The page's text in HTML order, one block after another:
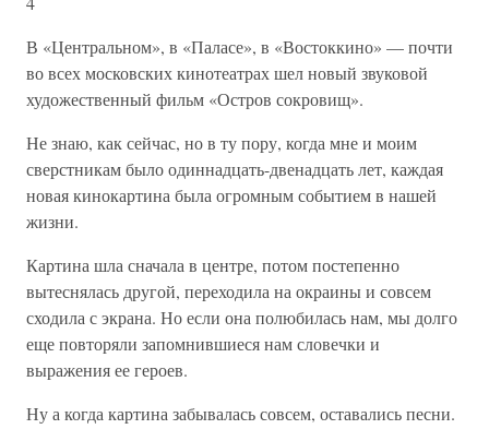
В «Центральном», в «Паласе», в «Востоккино» — почти
во всех московских кинотеатрах шел новый звуковой
художественный фильм «Остров сокровищ».
Не знаю, как сейчас, но в ту пору, когда мне и моим
сверстникам было одиннадцать-двенадцать лет, каждая
новая кинокартина была огромным событием в нашей
жизни.
Картина шла сначала в центре, потом постепенно
вытеснялась другой, переходила на окраины и совсем
сходила с экрана. Но если она полюбилась нам, мы долго
еще повторяли запомнившиеся нам словечки и
выражения ее героев.
Ну а когда картина забывалась совсем, оставались песни.